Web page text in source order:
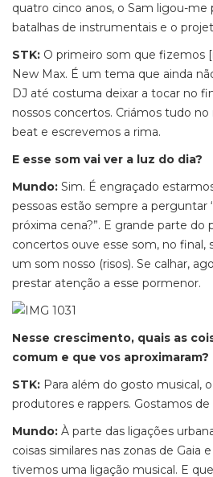
quatro cinco anos, o Sam ligou-me
batalhas de instrumentais e o
STK: O primeiro som que fizemos
New Max. É um tema que ainda
DJ até costuma deixar a tocar no
nossos concertos. Criámos tudo
beat e escrevemos a rima.
E esse som vai ver a luz do dia?
Mundo: Sim. É engraçado
pessoas estão sempre a perguntar
próxima cena?”. E grande parte do
concertos ouve esse som, no final,
um som nosso (risos). Se calhar,
prestar atenção a esse pormenor.
Nesse crescimento, quais as
comum e que vos aproximaram?
STK: Para além do gosto musical,
produtores e rappers. Gostamos
Mundo: À parte das ligações
coisas similares nas zonas de Gaia
tivemos uma ligação musical. E